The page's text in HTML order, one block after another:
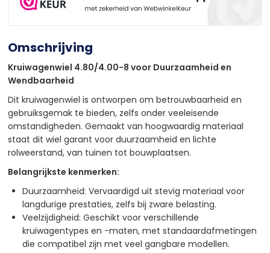
Omschrijving
Kruiwagenwiel 4.80/4.00-8 voor Duurzaamheid en
Wendbaarheid
Dit kruiwagenwiel is ontworpen om betrouwbaarheid en
gebruiksgemak te bieden, zelfs onder veeleisende
omstandigheden. Gemaakt van hoogwaardig materiaal
staat dit wiel garant voor duurzaamheid en lichte
rolweerstand, van tuinen tot bouwplaatsen.
Belangrijkste kenmerken:
Duurzaamheid: Vervaardigd uit stevig materiaal voor
langdurige prestaties, zelfs bij zware belasting.
Veelzijdigheid: Geschikt voor verschillende
kruiwagentypes en -maten, met standaardafmetingen
die compatibel zijn met veel gangbare modellen.